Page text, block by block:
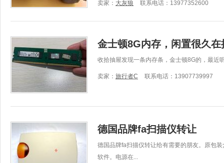
卖家： 大灰狼 联系电话：13977352600
金士顿8G内存，闲置很久在
收拾抽屉发现一条内存条，金士顿8G的，最近
卖家： 旅行者C 联系电话：13907739997
德国品牌fa扫描仪转让
德国品牌fa扫描仪转让给有需要的朋友。原包
软件。电源在...